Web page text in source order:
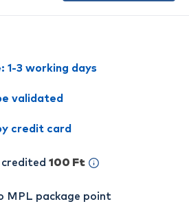
1-3 working days
validated
credit card
credited 100 Ft
MPL package point